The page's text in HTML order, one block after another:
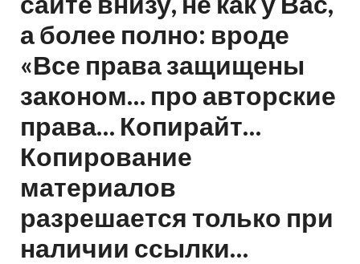
а более полно: вроде
«Все права защищены
законом… про авторские
права… Копирайт…
Копирование
материалов
разрешается только при
наличии ссылки…